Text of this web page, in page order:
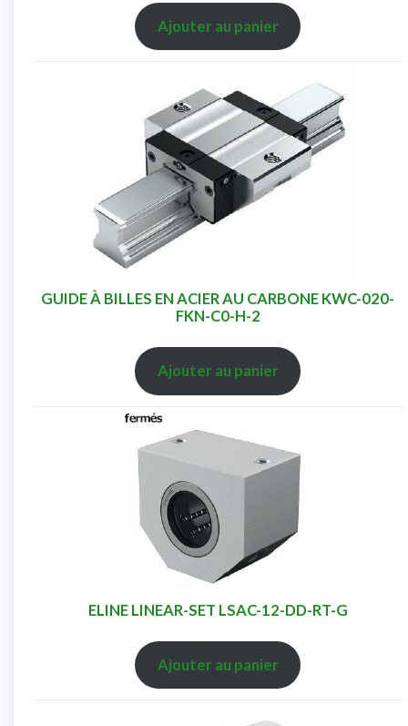
Ajouter au panier
GUIDE À BILLES EN ACIER AU CARBONE KWC-020-
FKN-C0-H-2
Ajouter au panier
ELINE LINEAR-SET LSAC-12-DD-RT-G
Ajouter au panier